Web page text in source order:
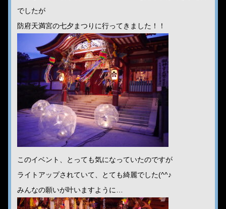
でしたが
防府天満宮の七夕まつりに行ってきました！！
このイベント、とっても気になっていたのですが
ライトアップされていて、とても綺麗でした(^^♪
みんなの願いが叶いますように…